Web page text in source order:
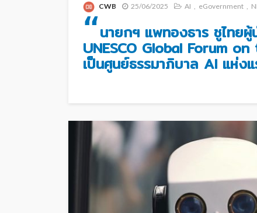
CWB 25/06/2025 AI eGovernment
“นายกฯ แพทองธาร ชูไทย
UNESCO Global Forum
เป็นศูนย์ธรรมาภิบาล AI แห่งแ